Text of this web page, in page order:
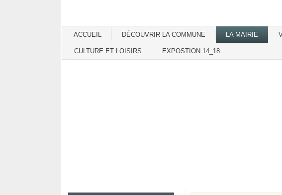
ACCUEIL DÉCOUVRIR LA COMMUNE LA MAIRIE
CULTURE ET LOISIRS EXPOSTION 14_18